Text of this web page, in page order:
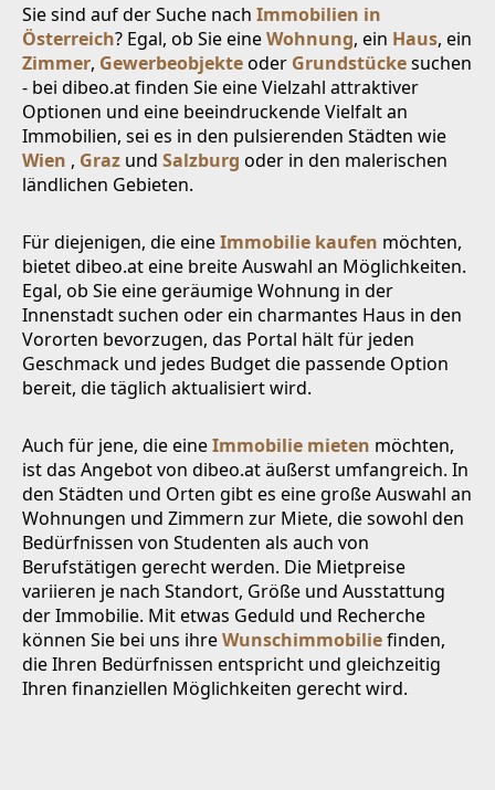
Sie sind auf der Suche nach Immobilien in
Österreich? Egal, ob Sie eineWohnung, ein Haus, ein
Zimmer, Gewerbeobjekteoder Grundstückesuchen
- bei dibeo.at finden Sie eine Vielzahl attraktiver
Optionen und eine beeindruckende Vielfalt an
Immobilien, sei es in den pulsierenden Städten wie
Wien , Graz und Salzburg oder in den malerischen
ländlichen Gebieten.
Für diejenigen, die eineImmobilie kaufen möchten,
bietet dibeo.at eine breite Auswahl an Möglichkeiten.
Egal, ob Sie eine geräumige Wohnung in der
Innenstadt suchen oder ein charmantes Haus in den
Vororten bevorzugen, das Portal hält für jeden
Geschmack und jedes Budget die passende Option
bereit, die täglich aktualisiert wird.
Auch für jene, die eineImmobilie mieten möchten,
ist das Angebot von dibeo.at äußerst umfangreich. In
den Städten und Orten gibt es eine große Auswahl an
Wohnungen und Zimmern zur Miete, die sowohl den
Bedürfnissen von Studenten als auch von
Berufstätigen gerecht werden. Die Mietpreise
variieren je nach Standort, Größe und Ausstattung
der Immobilie. Mit etwas Geduld und Recherche
können Sie bei uns ihreWunschimmobiliefinden,
die Ihren Bedürfnissen entspricht und gleichzeitig
Ihren finanziellen Möglichkeiten gerecht wird.